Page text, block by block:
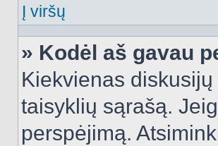
Į viršų
» Kodėl aš gavau
Kiekvienas
taisyklių sąrašą.
perspėjimą.